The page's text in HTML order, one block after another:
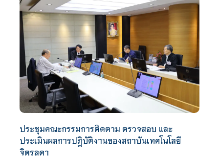
ประชุมคณะกรรมการติดตาม ตรวจสอบ และ
ประเมินผลการปฏิบัติงานของสถาบันเทคโนโลยี
จิตรลดา